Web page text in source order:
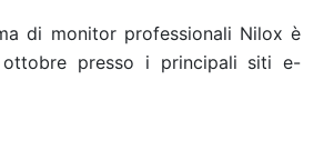
di monitor professionali Nilox è
presso i principali siti e-